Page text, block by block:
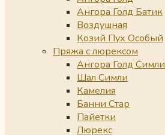
Ангора Голд Батик
Воздушная
Козий Пух Особый
Пряжа с люрексом
Ангора Голд Симли
Шал Симли
Камелия
Банни Стар
Пайетки
Люрекс